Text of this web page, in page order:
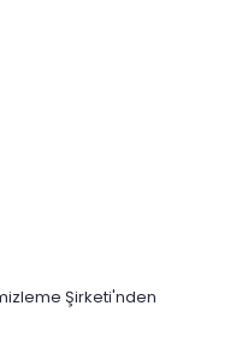
Şirketi'nden